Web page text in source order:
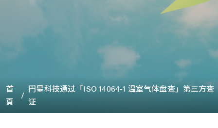
首
頁
円星科技通过「ISO 14064-1 温室气体盘查」第三方查
证